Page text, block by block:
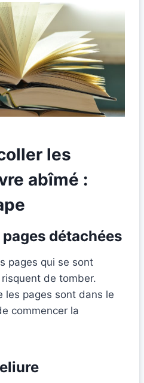
les
abîmé :
détachées
pages qui se sont
de tomber.
les pages sont dans le
commencer la